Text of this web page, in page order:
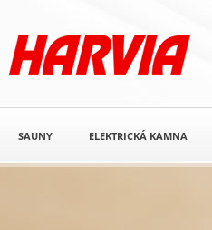
SAUNY ELEKTRICKÁ KAMNA